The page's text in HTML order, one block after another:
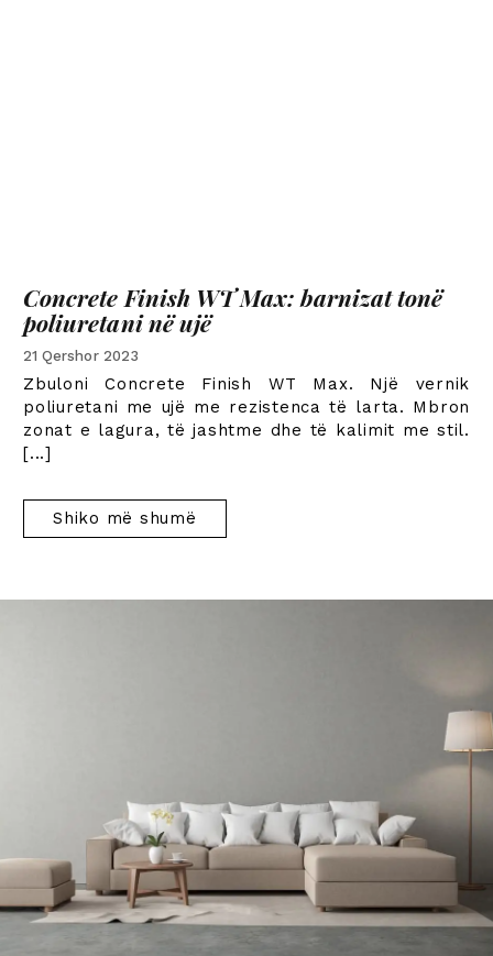
Concrete Finish WT Max:barnizat tonë
poliuretani në ujë
21 Qershor 2023
Zbuloni Concrete Finish WT Max. Një vernik
poliuretani me ujë me rezistenca të larta. Mbron
zonat e lagura, të jashtme dhe të kalimit me stil.
[...]
Shiko më shumë